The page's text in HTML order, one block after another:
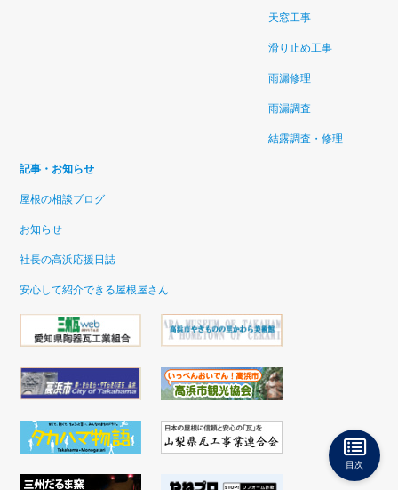
天窓工事
滑り止め工事
雨漏修理
雨漏調査
結露調査・修理
記事・お知らせ
屋根の相談ブログ
お知らせ
社長の高浜応援日誌
安心して紹介できる屋根屋さん
目次